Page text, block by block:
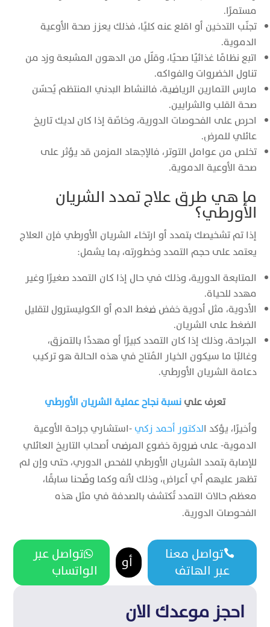
احجز موعدك الان
مستمرًا.
تجنّب التدخين أو اقلع عنه كليًا، فذلك يعزز صحة الأوعية
الدموية.
اتبع نظامًا غذائيًا صحيًا، وقلّل من الدهون المشبعة وزد من
تناول الخضروات والفواكه.
مارس التمارين الرياضية، فالنشاط البدني المنتظم يُحسّن
صحة القلب والشرايين.
احرص على الفحوصات الدورية، وخاصّة إذا كان لديك تاريخ
عائلي للمرض.
تخلص من عوامل التوتر، فالإجهاد المزمن قد يؤثر على
صحة الأوعية الدموية.
ما هي طرق علاج تمدد الشريان
الأورطي؟
إذا تم تشخيصك بتمدد أو ارتخاء الشريان الأورطي فإن العلاج
يعتمد على حجم التمدد وخطورته، بما يشمل:
المتابعة الدورية، وذلك في حال إذا كان التمدد صغيرًا وغير
مهدد للحياة.
الأدوية، مثل أدوية خفض ضغط الدم أو الكوليسترول لتقليل
الضغط على الشريان.
الجراحة، وذلك إذا كان التمدد كبيرًا أو مهددًا بالتمزق،
وغالبًا ما سيكون الخيار المُتاح في هذه الحالة هو تركيب
دعامة الشريان الأورطي.
تعرف علينسبة نجاح عملية الشريان الأورطي
وأخيرًا، يؤكد الدكتور أحمد زكي-استشاري جراحة الأوعية
الدموية- على ضرورة خضوع المرضى أصحاب التاريخ العائلي
للإصابة بتمدد الشريان الأورطي للفحص الدوري، حتى وإن لم
تظهر عليهم أي أعراض، وذلك لأنه وكما وضّحنا سابقًا،
معظم حالات التمدد تُكتشف بالصدفة في مثل هذه
الفحوصات الدورية.
تواصل معنا
عبر الهاتف
أو تواصل عبر
الواتساب